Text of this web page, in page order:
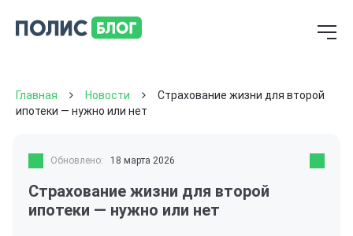
Главная Новости
Страхование жизни для второй
ипотеки — нужно или нет
Обновлено: 18 марта 2026
Страхование жизни для второй
ипотеки — нужно или нет